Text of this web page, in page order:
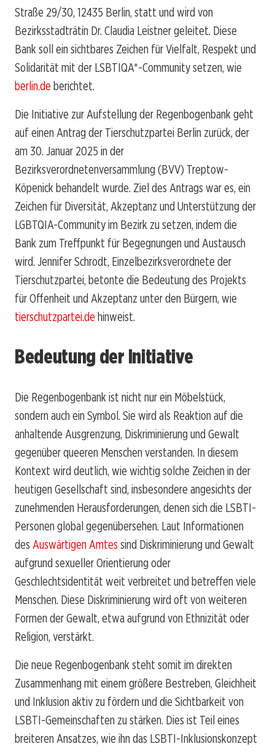
Straße 29/30, 12435 Berlin, statt und wird von
Bezirksstadträtin Dr. Claudia Leistner geleitet. Diese
Bank soll ein sichtbares Zeichen für Vielfalt, Respekt und
Solidarität mit der LSBTIQA*-Community setzen, wie
berlin.de berichtet.
Die Initiative zur Aufstellung der Regenbogenbank geht
auf einen Antrag der Tierschutzpartei Berlin zurück, der
am 30. Januar 2025 in der
Bezirksverordnetenversammlung (BVV) Treptow-
Köpenick behandelt wurde. Ziel des Antrags war es, ein
Zeichen für Diversität, Akzeptanz und Unterstützung der
LGBTQIA-Community im Bezirk zu setzen, indem die
Bank zum Treffpunkt für Begegnungen und Austausch
wird. Jennifer Schrodt, Einzelbezirksverordnete der
Tierschutzpartei, betonte die Bedeutung des Projekts
für Offenheit und Akzeptanz unter den Bürgern, wie
tierschutzpartei.de hinweist.
Bedeutung der Initiative
Die Regenbogenbank ist nicht nur ein Möbelstück,
sondern auch ein Symbol. Sie wird als Reaktion auf die
anhaltende Ausgrenzung, Diskriminierung und Gewalt
gegenüber queeren Menschen verstanden. In diesem
Kontext wird deutlich, wie wichtig solche Zeichen in der
heutigen Gesellschaft sind, insbesondere angesichts der
zunehmenden Herausforderungen, denen sich die LSBTI-
Personen global gegenübersehen. Laut Informationen
des Auswärtigen Amtes sind Diskriminierung und Gewalt
aufgrund sexueller Orientierung oder
Geschlechtsidentität weit verbreitet und betreffen viele
Menschen. Diese Diskriminierung wird oft von weiteren
Formen der Gewalt, etwa aufgrund von Ethnizität oder
Religion, verstärkt.
Die neue Regenbogenbank steht somit im direkten
Zusammenhang mit einem größere Bestreben, Gleichheit
und Inklusion aktiv zu fördern und die Sichtbarkeit von
LSBTI-Gemeinschaften zu stärken. Dies ist Teil eines
breiteren Ansatzes, wie ihn das LSBTI-Inklusionskonzept